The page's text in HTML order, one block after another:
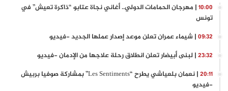
10:00 | مهرجان الحمامات الدولي.. أغاني نجاة عتابو “ذاكرة تعيش” في
تونس
09:32 | شيماء عمران تعلن موعد إصدار عملها الجديد -فيديو
23:32 | لبنى أبيضار تعلن انطلاق رحلة علاجها من الإدمان -فيديو
20:11
| نعمان بلعياشي يطرح “Les Sentiments” بمشاركة صوفيا بربيش
-فيديو